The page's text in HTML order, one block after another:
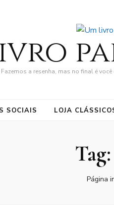
Fazemos a resenha, mas no final é
SOCIAIS LOJA
Tag:
Página